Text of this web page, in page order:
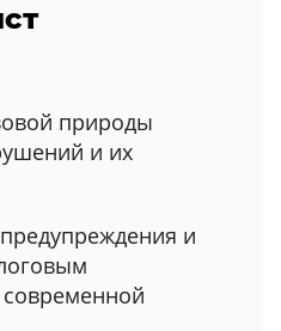
природы
и их
и